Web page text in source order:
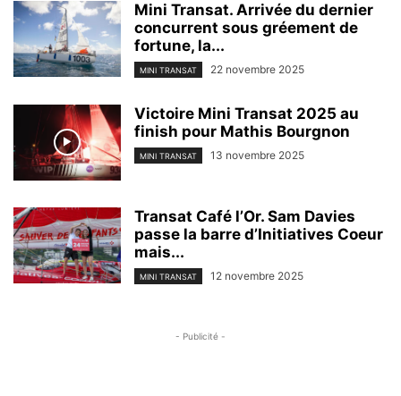
Mini Transat. Arrivée du dernier
concurrent sous gréement de
fortune, la...
MINI TRANSAT 22 novembre 2025
Victoire Mini Transat 2025 au
finish pour Mathis Bourgnon
MINI TRANSAT 13 novembre 2025
Transat Café l’Or. Sam Davies
passe la barre d’Initiatives Coeur
mais...
MINI TRANSAT 12 novembre 2025
- Publicité -